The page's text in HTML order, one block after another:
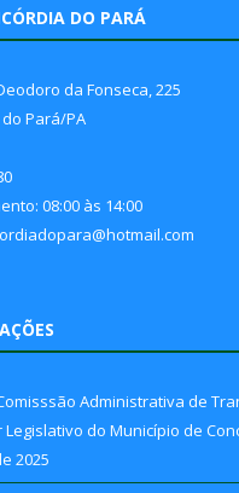
DO PARÁ
da Fonseca, 225
Pará/PA
08:00 às 14:00
Administrativa de
do Município de
2025